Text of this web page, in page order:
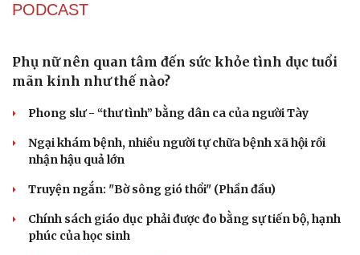
Tư vấn
Săn Tour
Câu chuyện thời sự
Kể chuyện cho bé
PODCAST
Phụ nữ nên quan tâm đến sức khỏe tình dục tuổi
mãn kinh như thế nào?
Phong slư - “thư tình” bằng dân ca của người Tày
Ngại khám bệnh, nhiều người tự chữa bệnh xã hội rồi
nhận hậu quả lớn
Truyện ngắn: "Bờ sông gió thổi" (Phần đầu)
Chính sách giáo dục phải được đo bằng sự tiến bộ, hạnh
phúc của học sinh